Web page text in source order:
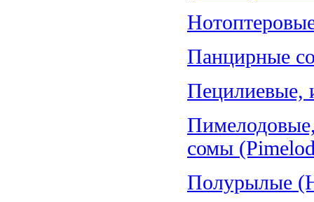
Панцирные
Пецилиевые,
сомы
Полурылые